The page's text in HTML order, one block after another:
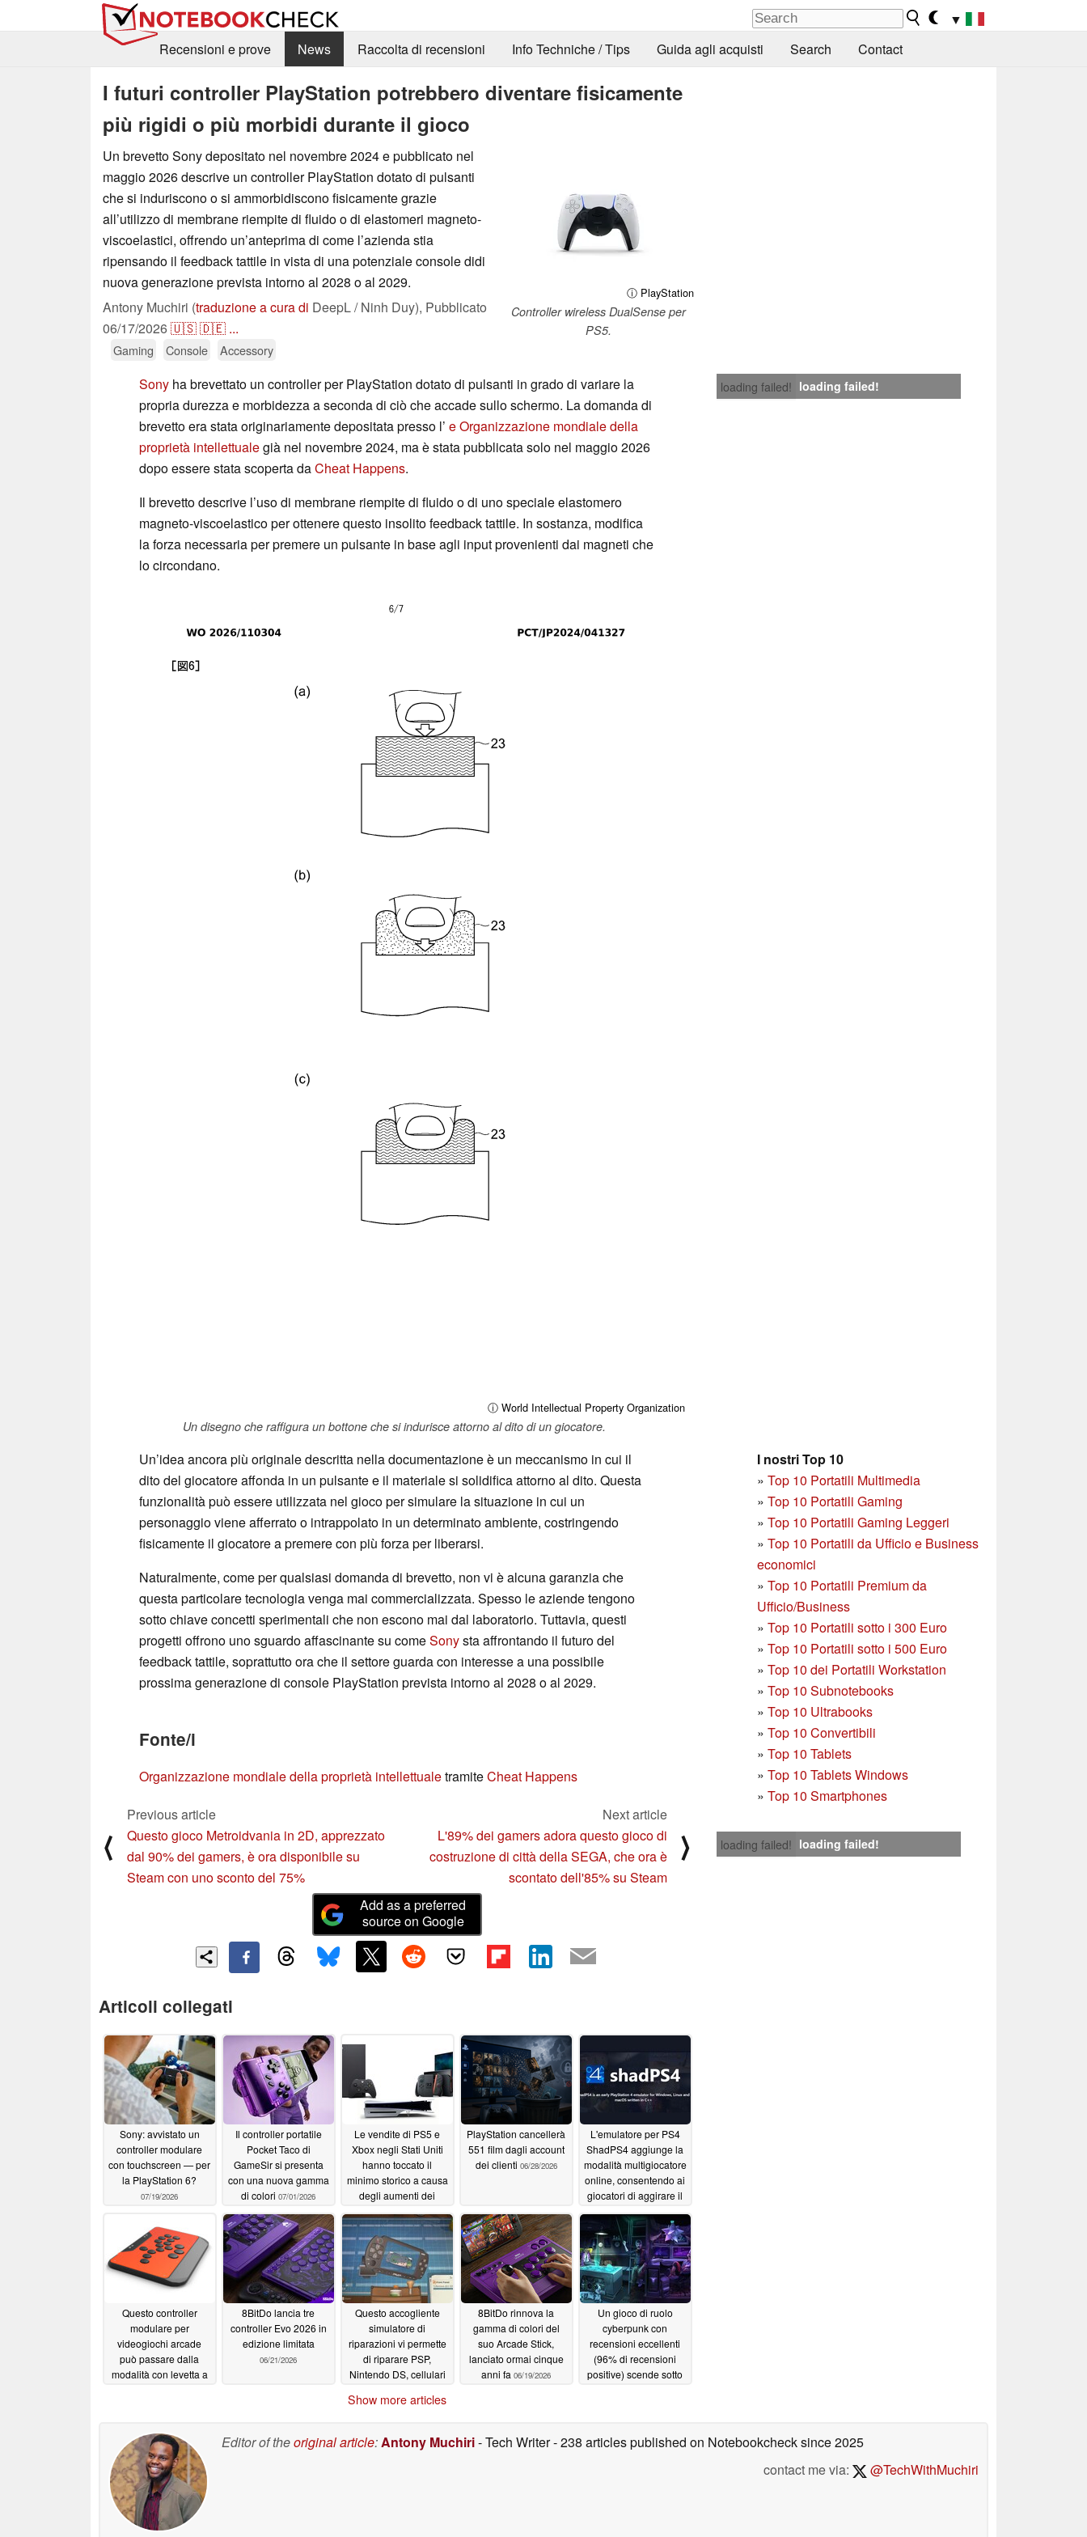
▼
Recensioni e prove
News Raccolta di recensioni Info Techniche / Tips Guida agli acquisti Search Contact
I futuri controller PlayStation potrebbero diventare fisicamente
più rigidi o più morbidi durante il gioco
ⓘ PlayStation
Controller wireless DualSense per
PS5.
Un brevetto Sony depositato nel novembre 2024 e pubblicato nel
maggio 2026 descrive un controller PlayStation dotato di pulsanti
che si induriscono o si ammorbidiscono fisicamente grazie
all’utilizzo di membrane riempite di fluido o di elastomeri magneto-
viscoelastici, offrendo un’anteprima di come l’azienda stia
ripensando il feedback tattile in vista di una potenziale console didi
nuova generazione prevista intorno al 2028 o al 2029.
Antony Muchiri (traduzione a cura di DeepL / Ninh Duy), Pubblicato
06/17/2026🇺🇸🇩🇪 ...
Gaming Console Accessory
loading failed! loading failed!
Sony ha brevettato un controller per PlayStation dotato di pulsanti in grado di variare la
propria durezza e morbidezza a seconda di ciò che accade sullo schermo. La domanda di
brevetto era stata originariamente depositata presso l’ e Organizzazione mondiale della
proprietà intellettualegià nel novembre 2024, ma è stata pubblicata solo nel maggio 2026
dopo essere stata scoperta daCheat Happens.
Il brevetto descrive l’uso di membrane riempite di fluido o di uno speciale elastomero
magneto-viscoelastico per ottenere questo insolito feedback tattile. In sostanza, modifica
la forza necessaria per premere un pulsante in base agli input provenienti dai magneti che
lo circondano.
ⓘ World Intellectual Property Organization
Un disegno che raffigura un bottone che si indurisce attorno al dito di un giocatore.
I nostri Top 10
» Top 10 Portatili Multimedia
» Top 10 Portatili Gaming
» Top 10 Portatili Gaming Leggeri
» Top 10 Portatili da Ufficio e Business
economici
» Top 10 Portatili Premium da
Ufficio/Business
» Top 10 Portatili sotto i 300 Euro
» Top 10 Portatili sotto i 500 Euro
» Top 10 dei Portatili Workstation
» Top 10 Subnotebooks
» Top 10 Ultrabooks
» Top 10 Convertibili
» Top 10 Tablets
» Top 10 Tablets Windows
» Top 10 Smartphones
Un’idea ancora più originale descritta nella documentazione è un meccanismo in cui il
dito del giocatore affonda in un pulsante e il materiale si solidifica attorno al dito. Questa
funzionalità può essere utilizzata nel gioco per simulare la situazione in cui un
personaggio viene afferrato o intrappolato in un determinato ambiente, costringendo
fisicamente il giocatore a premere con più forza per liberarsi.
Naturalmente, come per qualsiasi domanda di brevetto, non vi è alcuna garanzia che
questa particolare tecnologia venga mai commercializzata. Spesso le aziende tengono
sotto chiave concetti sperimentali che non escono mai dal laboratorio. Tuttavia, questi
progetti offrono uno sguardo affascinante su comeSonysta affrontando il futuro del
feedback tattile, soprattutto ora che il settore guarda con interesse a una possibile
prossima generazione di console PlayStation prevista intorno al 2028 o al 2029.
loading failed! loading failed!
Fonte/i
Organizzazione mondiale della proprietà intellettualetramiteCheat Happens
⟨
Previous article
Questo gioco Metroidvania in 2D, apprezzato
dal 90% dei gamers, è ora disponibile su
Steam con uno sconto del 75%
Next article
L'89% dei gamers adora questo gioco di
costruzione di città della SEGA, che ora è
scontato dell'85% su Steam
⟩
Add as a preferred
source on Google
Articoli collegati
Sony: avvistato un
controller modulare
con touchscreen — per
la PlayStation 6?
07/19/2026
Il controller portatile
Pocket Taco di
GameSir si presenta
con una nuova gamma
di colori 07/01/2026
Le vendite di PS5 e
Xbox negli Stati Uniti
hanno toccato il
minimo storico a causa
degli aumenti dei
mentre Switch 2 ne
esce rafforzata
06/29/2026
PlayStation cancellerà
551 film dagli account
dei clienti 06/28/2026
L'emulatore per PS4
ShadPS4 aggiunge la
modalità multigiocatore
online, consentendo ai
giocatori di aggirare il
06/27/2026
Questo controller
modulare per
videogiochi arcade
può passare dalla
modalità con levetta a
8BitDo lancia tre
controller Evo 2026 in
edizione limitata
06/21/2026
Questo accogliente
simulatore di
riparazioni vi permette
di riparare PSP,
Nintendo DS, cellulari
dispositivi tecnologici
degli anni 2000
8BitDo rinnova la
gamma di colori del
suo Arcade Stick,
lanciato ormai cinque
anni fa 06/19/2026
Un gioco di ruolo
cyberpunk con
recensioni eccellenti
(96% di recensioni
positive) scende sotto
Show more articles
Editor of theoriginal article:Antony Muchiri- Tech Writer- 238 articles published on Notebookchecksince 2025
contact me via:
@TechWithMuchiri